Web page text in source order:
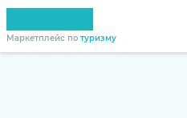
Маркетплейс по туризму